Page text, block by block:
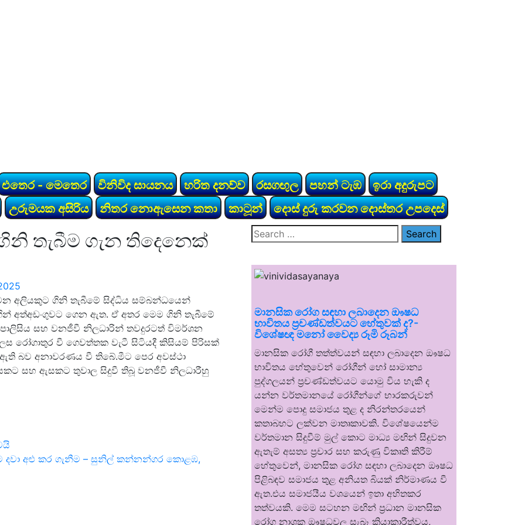
එතෙර - මෙතෙර විනිවිද සායනය හරිත දනව්ව රසගඟුල පහන් ටැඹ
ඉරා අදුරුපට
උරුමයක අසිරිය නිතර නොඇසෙන කතා කාටූන් දොස් දුරු කරවන දොස්තර උපදෙස්
තැබීම ගැන තිදෙනෙක්
අලියකුට ගිනි තැබීමේ සිද්ධිය සම්බන්ධයෙන්
අත්අඩංගුවට ගෙන ඇත. ඒ අතර මෙම ගිනි තැබීමේ
සහ වනජීවී නිලධාරින් තවදුරටත් විමර්ශන
රෝගාතුර වී ගෙවත්තක වැටී සිටියදී කිසියම් පිරිසක්
බව අනාවරණය වී තිබේ.මීට පෙර අවස්ථා
සහ ඇසකට තුවාල සිදුවී තිබූ වනජීවී නිලධාරීහු
අළු කර ගැනීම – සුනිල් කන්නන්ගර කොළඹ,
Search
for:
මානසික රෝග සඳහා ලබාදෙන ඖෂධ
භාවිතය ප්‍රචණ්ඩත්වයට හේතුවක් ද?-
විශේෂඥ මනෝ වෛද්‍ය රූමි රූබන්
මානසික රෝගී තත්ත්වයන් සඳහා ලබාදෙන ඖෂධ
භාවිතය හේතුවෙන් රෝගීන් හෝ සාමාන්‍ය
පුද්ගලයන් ප්‍රචණ්ඩත්වයට යොමු විය හැකි ද
යන්න වර්තමානයේ රෝගීන්ගේ භාරකරුවන්
මෙන්ම පොදු සමාජය තුළ ද නිරන්තරයෙන්
කතාබහට ලක්වන මාතෘකාවකි. විශේෂයෙන්ම
වර්තමාන සිදුවීම් මුල් කොට මාධ්‍ය මඟින් සිදුවන
ඇතැම් අසත්‍ය ප්‍රචාර සහ කරුණු විකෘති කිරීම්
හේතුවෙන්, මානසික රෝග සඳහා ලබාදෙන ඖෂධ
පිළිබඳව සමාජය තුළ අනියත බියක් නිර්මාණය වී
ඇත.එය සමාජයීය වශයෙන් ඉතා අහිතකර
තත්වයකි. මෙම සටහන මඟින් ප්‍රධාන මානසික
රෝග නාශක ඖෂධවල සැබෑ ක්‍රියාකාරීත්වය,